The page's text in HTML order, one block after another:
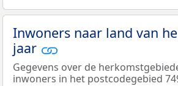
Inwoners naar land van
jaar
Gegevens over de
inwoners in het postcodegebied